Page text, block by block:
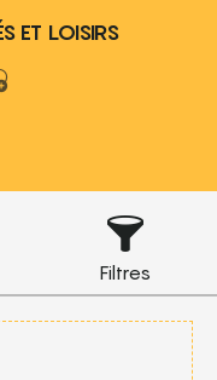
ET LOISIRS
aux
Filtres